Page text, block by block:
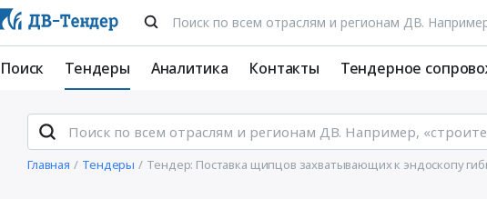
Поиск Тендеры Аналитика Контакты Тендерное
Главная Тендеры Тендер: Поставка щипцов захватывающих к эндоскопу